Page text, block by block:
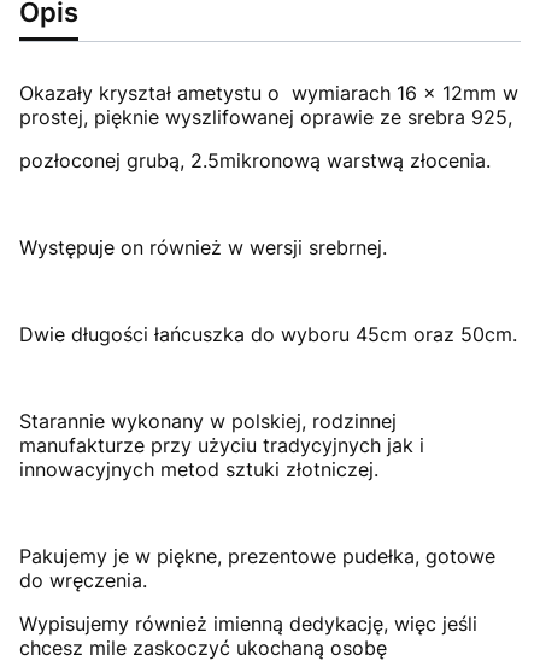
Opis
Okazały kryształ ametystu o wymiarach 16 x 12mm w
prostej, pięknie wyszlifowanej oprawie ze srebra 925,
pozłoconej grubą, 2.5mikronową warstwą złocenia.
Występuje on również w wersji srebrnej.
Dwie długości łańcuszka do wyboru 45cm oraz 50cm.
Starannie wykonany w polskiej, rodzinnej
manufakturze przy użyciu tradycyjnych jak i
innowacyjnych metod sztuki złotniczej.
Pakujemy je w piękne, prezentowe pudełka, gotowe
do wręczenia.
Wypisujemy również imienną dedykację, więc jeśli
chcesz mile zaskoczyć ukochaną osobę